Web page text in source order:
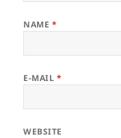
NAME *
E-MAIL *
WEBSITE